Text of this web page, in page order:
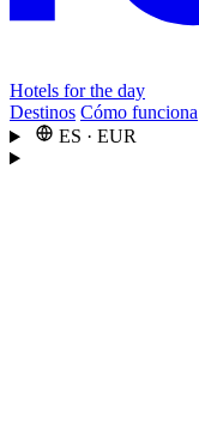
Hotels for the day
Destinos Cómo funciona
ES · EUR